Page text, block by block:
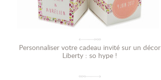
Personnaliser votre cadeau invité sur un décor
Liberty : so hype !